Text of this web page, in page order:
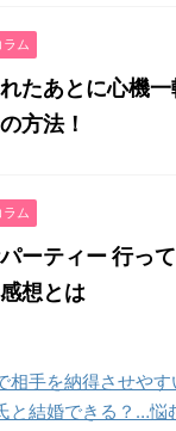
ラム
たあとに心機
方法！
ラム
ーティー 行っ
想とは
相手を納得させやす
と結婚できる？…悩